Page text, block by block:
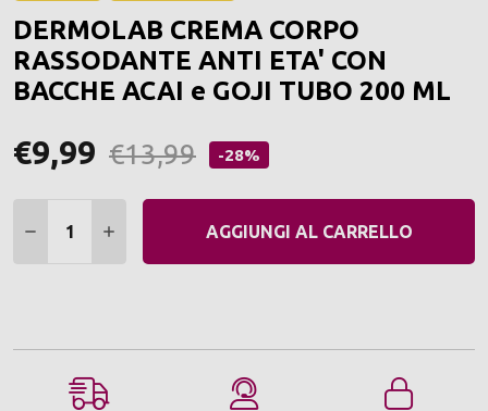
DERMOLAB CREMA CORPO
RASSODANTE ANTI ETA' CON
BACCHE ACAI e GOJI TUBO 200 ML
€9,99 €13,99 -28%
DIMINUIRE QUANTITÀ:
AUMENTARE QUANTITÀ:
AGGIUNGI AL CARRELLO